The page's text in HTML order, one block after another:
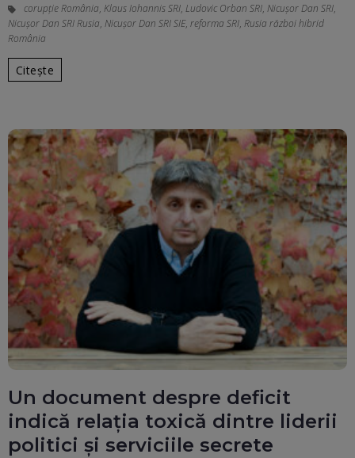
corupție România, Klaus Iohannis SRI, Ludovic Orban SRI, Nicușor Dan SRI,
Nicușor Dan SRI Rusia, Nicușor Dan SRI SIE, reforma SRI, Rusia război hibrid
România
Citește
Un document despre deficit
indică relația toxică dintre liderii
politici și serviciile secrete